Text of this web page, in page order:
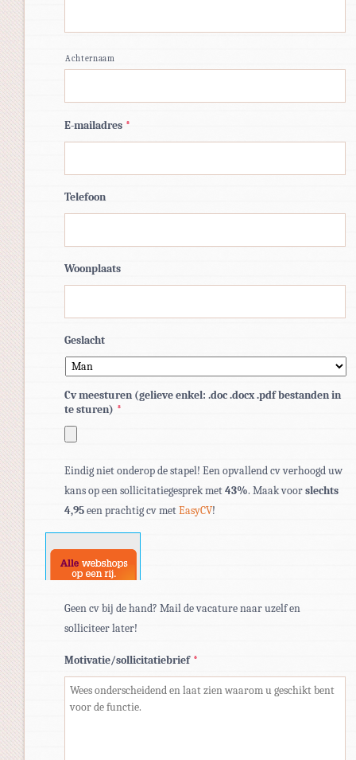
Achternaam
E-mailadres *
Telefoon
Woonplaats
Geslacht
Cv meesturen (gelieve enkel: .doc .docx .pdf bestanden in
te sturen) *
bestandstypen:
pdf,
doc,
docx.
Eindig niet onderop de stapel! Een opvallend cv verhoogd uw
kans op een sollicitatiegesprek met43%. Maak voorslechts
4,95een prachtig cv metEasyCV!
Geen cv bij de hand? Mail de vacature naar uzelf en
solliciteer later!
Motivatie/sollicitatiebrief *